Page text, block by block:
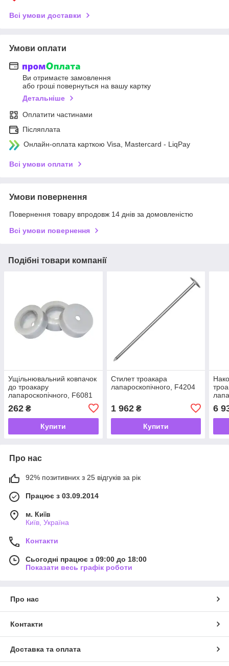
Всі умови доставки
Умови оплати
Ви отримаєте замовлення
або гроші повернуться на вашу картку
Детальніше
Оплатити частинами
Післяплата
Онлайн-оплата карткою Visa, Mastercard - LiqPay
Всі умови оплати
Умови повернення
Повернення товару впродовж 14 днів за домовленістю
Всі умови повернення
Подібні товари компанії
Ущільнювальний ковпачок
до троакару
лапароскопічного, F6081
262 ₴
Купити
Стилет троакара
лапароскопічного, F4204
1 962₴
Купити
6
Про нас
92% позитивних з 25 відгуків за рік
Працює з 03.09.2014
м. Київ
Київ, Україна
Контакти
Сьогодні працює з 09:00 до 18:00
Показати весь графік роботи
Про нас
Контакти
Доставка та оплата